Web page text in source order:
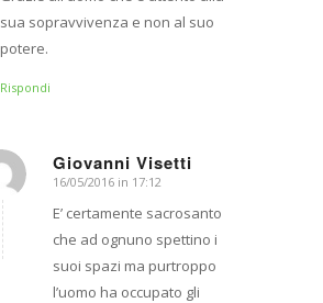
sua sopravvivenza e non al suo
potere.
Rispondi
Giovanni Visetti
dice:
16/05/2016 in 17:12
E’ certamente sacrosanto
che ad ognuno spettino i
suoi spazi ma purtroppo
l’uomo ha occupato gli